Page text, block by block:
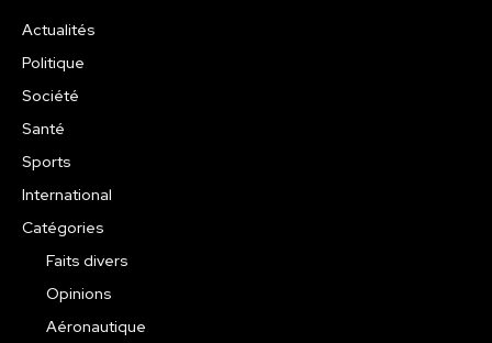
Actualités
Politique
Société
Santé
Sports
International
Catégories
Faits divers
Opinions
Aéronautique